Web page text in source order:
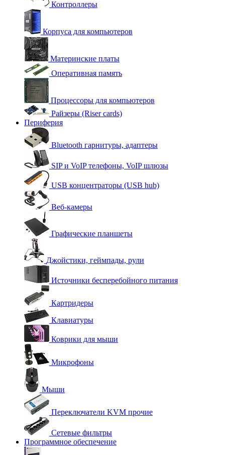
Контроллеры
Корпуса для компьютеров
Материнские платы
Оперативная память
Процессоры для компьютеров
Райзеры (Riser cards)
Периферия
Bluetooth гарнитуры, адаптеры
SIP и VoIP телефоны, VoIP шлюзы
USB концентраторы (USB hub)
Веб-камеры
Графические планшеты
Джойстики, геймпады, рули
Источники бесперебойного питания
Картридеры
Клавиатуры
Коврики для мыши
Микрофоны
Мыши
Переключатели KVM прочие
Сетевые фильтры
Программное обеспечение